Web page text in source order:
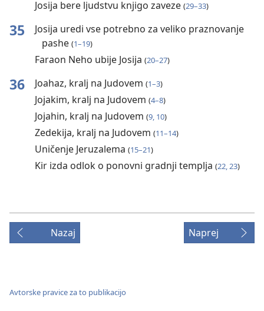
Josija bere ljudstvu knjigo zaveze (29–33)
35
Josija uredi vse potrebno za veliko praznovanje
pashe (1–19)
Faraon Neho ubije Josija (20–27)
36 Joahaz, kralj na Judovem (1–3)
Jojakim, kralj na Judovem (4–8)
Jojahin, kralj na Judovem (9, 10)
Zedekija, kralj na Judovem (11–14)
Uničenje Jeruzalema (15–21)
Kir izda odlok o ponovni gradnji templja (22, 23)
Nazaj Naprej
Avtorske pravice za to publikacijo